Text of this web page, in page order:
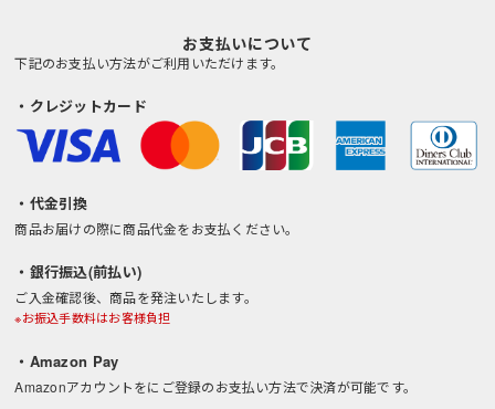
お支払いについて
下記のお支払い方法がご利用いただけます。
・クレジットカード
・代金引換
商品お届けの際に商品代金をお支払ください。
・銀行振込(前払い)
ご入金確認後、商品を発注いたします。
※お振込手数料はお客様負担
・Amazon Pay
Amazonアカウントをにご登録のお支払い方法で決済が可能です。